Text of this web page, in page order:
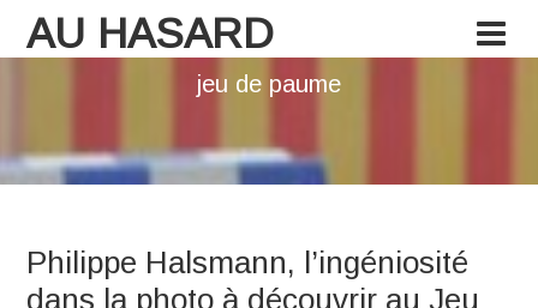
AU HASARD
jeu de paume
Philippe Halsmann, l’ingéniosité
dans la photo à découvrir au Jeu